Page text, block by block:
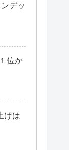
デッ
位か
げは